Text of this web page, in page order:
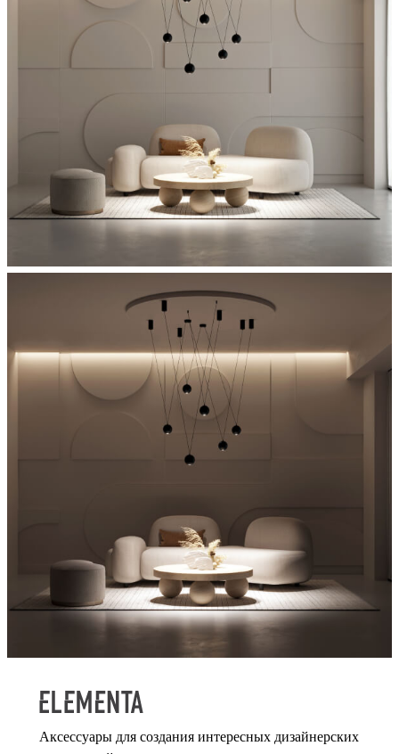
Аксессуары для создания интересных дизайнерских